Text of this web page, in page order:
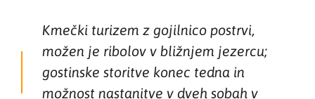
Kmečki turizem z gojilnico postrvi,
možen je ribolov v bližnjem jezercu;
gostinske storitve konec tedna in
možnost nastanitve v dveh sobah v